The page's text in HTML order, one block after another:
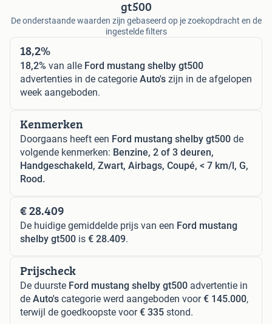
gt500
De onderstaande waarden zijn gebaseerd op je zoekopdracht en de
ingestelde filters
18,2%
18,2% van alle Ford mustang shelby gt500
advertenties in de categorie Auto's zijn in de afgelopen
week aangeboden.
Kenmerken
Doorgaans heeft een Ford mustang shelby gt500 de
volgende kenmerken: Benzine, 2 of 3 deuren,
Handgeschakeld, Zwart, Airbags, Coupé, < 7 km/l, G,
Rood.
€ 28.409
De huidige gemiddelde prijs van een Ford mustang
shelby gt500 is € 28.409.
Prijscheck
De duurste Ford mustang shelby gt500 advertentie in
de Auto's categorie werd aangeboden voor€ 145.000,
terwijl de goedkoopste voor€ 335 stond.